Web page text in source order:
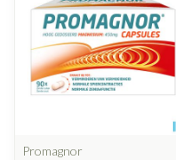
Promagnor